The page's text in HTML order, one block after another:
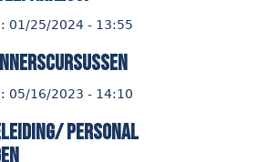
01/25/2024 - 13:55
05/16/2023 - 14:10
personal